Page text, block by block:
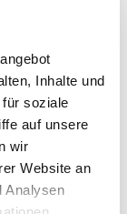
Inhalte und
soziale
auf unsere
wir
Website an
Analysen
einen Teil
sowie
von